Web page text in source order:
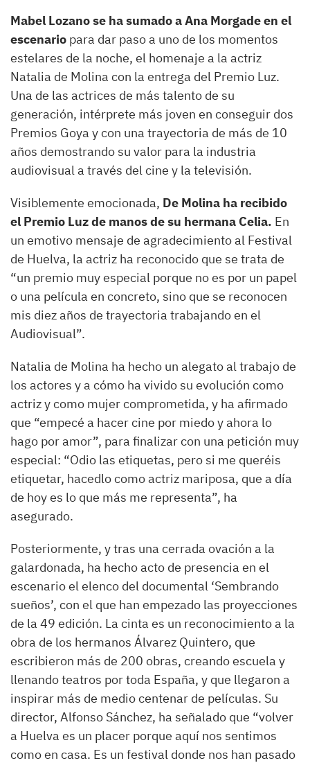
Mabel Lozano se ha sumado a Ana Morgade en el
escenario para dar paso a uno de los momentos
estelares de la noche, el homenaje a la actriz
Natalia de Molina con la entrega del Premio Luz.
Una de las actrices de más talento de su
generación, intérprete más joven en conseguir dos
Premios Goya y con una trayectoria de más de 10
años demostrando su valor para la industria
audiovisual a través del cine y la televisión.
Visiblemente emocionada, De Molina ha recibido
el Premio Luz de manos de su hermana Celia. En
un emotivo mensaje de agradecimiento al Festival
de Huelva, la actriz ha reconocido que se trata de
“un premio muy especial porque no es por un papel
o una película en concreto, sino que se reconocen
mis diez años de trayectoria trabajando en el
Audiovisual”.
Natalia de Molina ha hecho un alegato al trabajo de
los actores y a cómo ha vivido su evolución como
actriz y como mujer comprometida, y ha afirmado
que “empecé a hacer cine por miedo y ahora lo
hago por amor”, para finalizar con una petición muy
especial: “Odio las etiquetas, pero si me queréis
etiquetar, hacedlo como actriz mariposa, que a día
de hoy es lo que más me representa”, ha
asegurado.
Posteriormente, y tras una cerrada ovación a la
galardonada, ha hecho acto de presencia en el
escenario el elenco del documental ‘Sembrando
sueños’, con el que han empezado las proyecciones
de la 49 edición. La cinta es un reconocimiento a la
obra de los hermanos Álvarez Quintero, que
escribieron más de 200 obras, creando escuela y
llenando teatros por toda España, y que llegaron a
inspirar más de medio centenar de películas. Su
director, Alfonso Sánchez, ha señalado que “volver
a Huelva es un placer porque aquí nos sentimos
como en casa. Es un festival donde nos han pasado